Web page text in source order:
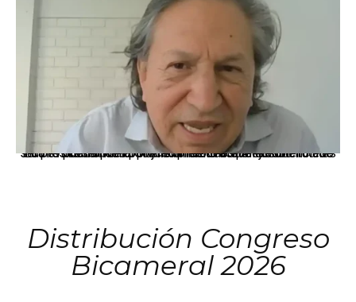
La presidenta Keiko Fujimori informó que la solicitud de indulto presentada por el expresidente Alejandro Toledo será evaluada por la Comisión de Gracias Presidenciales conforme al procedimiento establecido.
Distribución Congreso
Bicameral 2026